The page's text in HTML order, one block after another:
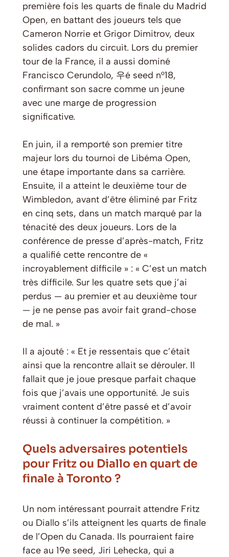
première fois les quarts de finale du Madrid
Open, en battant des joueurs tels que
Cameron Norrie et Grigor Dimitrov, deux
solides cadors du circuit. Lors du premier
tour de la France, il a aussi dominé
Francisco Cerundolo, 우é seed n°18,
confirmant son sacre comme un jeune
avec une marge de progression
significative.
En juin, il a remporté son premier titre
majeur lors du tournoi de Libéma Open,
une étape importante dans sa carrière.
Ensuite, il a atteint le deuxième tour de
Wimbledon, avant d’être éliminé par Fritz
en cinq sets, dans un match marqué par la
ténacité des deux joueurs. Lors de la
conférence de presse d’après-match, Fritz
a qualifié cette rencontre de «
incroyablement difficile » : « C’est un match
très difficile. Sur les quatre sets que j’ai
perdus — au premier et au deuxième tour
— je ne pense pas avoir fait grand-chose
de mal. »
Il a ajouté : « Et je ressentais que c’était
ainsi que la rencontre allait se dérouler. Il
fallait que je joue presque parfait chaque
fois que j’avais une opportunité. Je suis
vraiment content d’être passé et d’avoir
réussi à continuer la compétition. »
Quels adversaires potentiels
pour Fritz ou Diallo en quart de
finale à Toronto ?
Un nom intéressant pourrait attendre Fritz
ou Diallo s’ils atteignent les quarts de finale
de l’Open du Canada. Ils pourraient faire
face au 19e seed, Jiri Lehecka, qui a